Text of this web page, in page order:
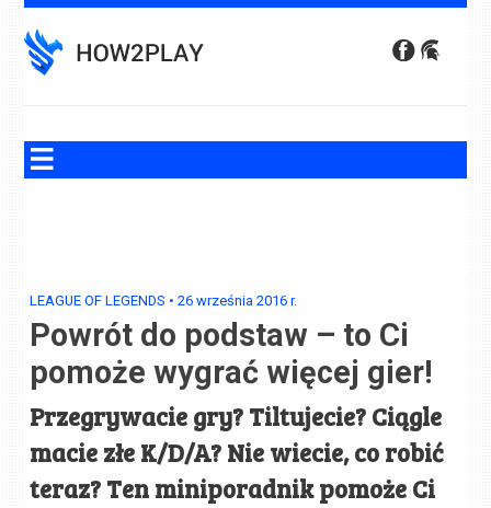
to
content
LEAGUE OF LEGENDS •26 września 2016 r.
Powrót do podstaw – to Ci
pomoże wygrać więcej gier!
Przegrywacie gry? Tiltujecie? Ciągle
macie złe K/D/A? Nie wiecie, co robić
teraz? Ten miniporadnik pomoże Ci